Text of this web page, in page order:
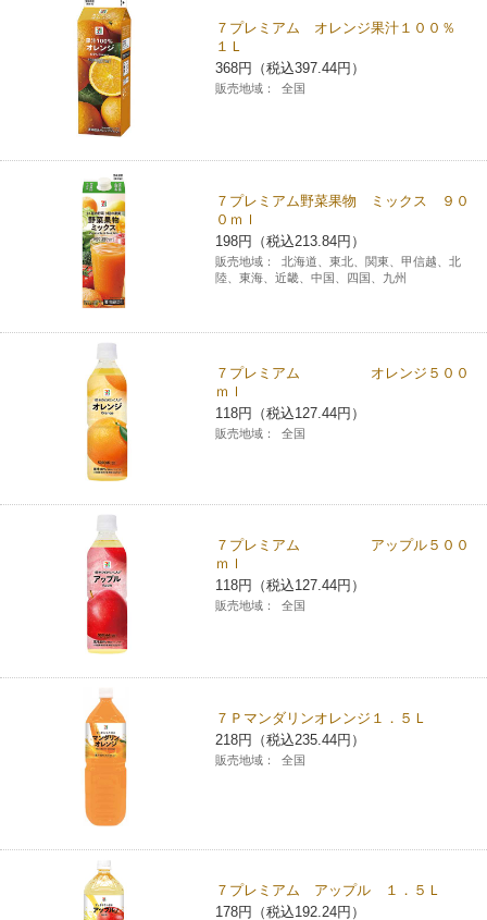
７プレミアム オレンジ果汁１００％
１Ｌ
368円（税込397.44円）
販売地域： 全国
７プレミアム野菜果物 ミックス ９０
０ｍｌ
198円（税込213.84円）
販売地域：
北海道、東北、関東、甲信越、北
陸、東海、近畿、中国、四国、九州
７プレミアム オレンジ５００
ｍｌ
118円（税込127.44円）
販売地域： 全国
７プレミアム アップル５００
ｍｌ
118円（税込127.44円）
販売地域： 全国
７Ｐマンダリンオレンジ１．５Ｌ
218円（税込235.44円）
販売地域： 全国
７プレミアム アップル １．５Ｌ
178円（税込192.24円）